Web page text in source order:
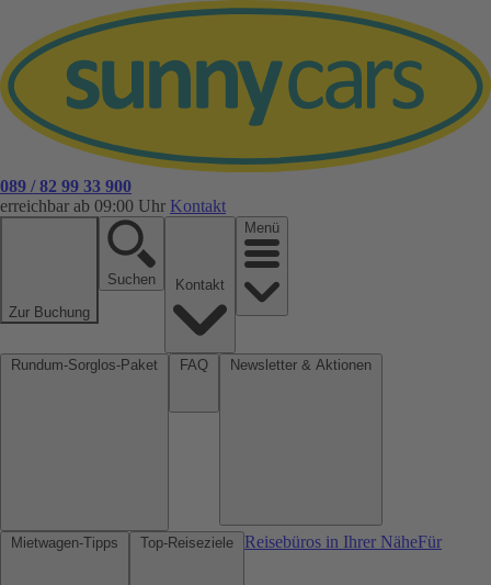
089 / 82 99 33 900
erreichbar ab 09:00 Uhr Kontakt
Zur Buchung
Suchen
Menü
Reisebüros in Ihrer NäheFür